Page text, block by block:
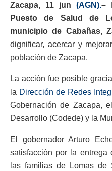
Zacapa, 11 jun (AGN).–
Puesto de Salud de
municipio de Cabañas,
dignificar, acercar y
población de Zacapa.
La acción fue posible
la Dirección de Redes
Gobernación de Zacapa,
Desarrollo (Codede) y la
El gobernador Arturo
satisfacción por la
las familias de Lomas de